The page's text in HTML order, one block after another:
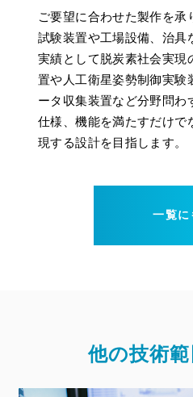
ご要望に合わせた製作を承
試験装置や工場設備、治具
実績として脱炭素社会実現
置や人工衛星姿勢制御実験
ータ収集装置など分野問わ
仕様、機能を満たすだけで
現する設計を目指します。
一覧に
他の技術